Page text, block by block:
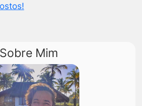
Sobre Mim